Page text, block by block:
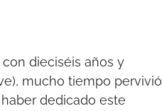
dieciséis años y
mucho tiempo pervivió
dedicado este